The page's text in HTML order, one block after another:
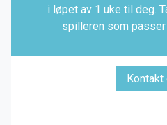
i løpet av 1 uke til deg.
spilleren som
Kontakt